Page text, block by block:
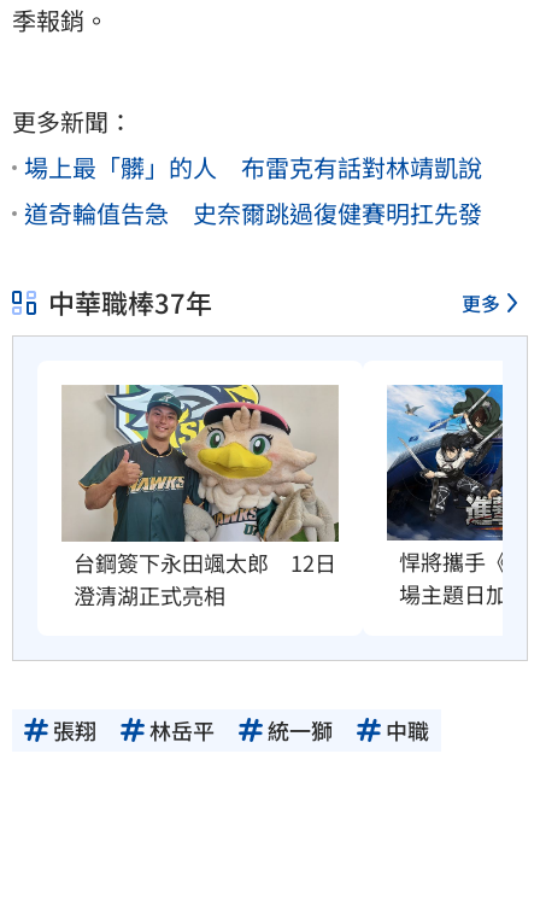
季報銷。
更多新聞：
場上最「髒」的人 布雷克有話對林靖凱說
道奇輪值告急 史奈爾跳過復健賽明扛先發
中華職棒37年 更多
台鋼簽下永田颯太郎　12日
澄清湖正式亮相
悍將攜手《進
場主題日加碼
張翔 林岳平 統一獅 中職